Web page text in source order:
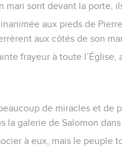
sont devant la porte,
aux pieds de
aux côtés de son
frayeur à toute l’Église,
de miracles et de
la galerie de Salomon
à eux, mais le